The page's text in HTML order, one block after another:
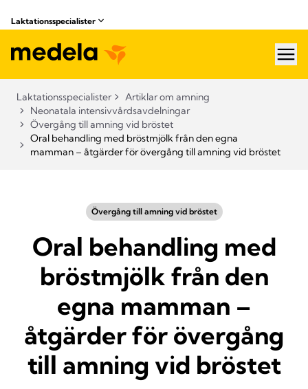
Laktationsspecialister
Laktationsspecialister
Artiklar om amning
Neonatala intensivvårdsavdelningar
Övergång till amning vid bröstet
Oral behandling med bröstmjölk från den egna
mamman – åtgärder för övergång till amning vid bröstet
Övergång till amning vid bröstet
Oral behandling med
bröstmjölk från den
egna mamman –
åtgärder för övergång
till amning vid bröstet